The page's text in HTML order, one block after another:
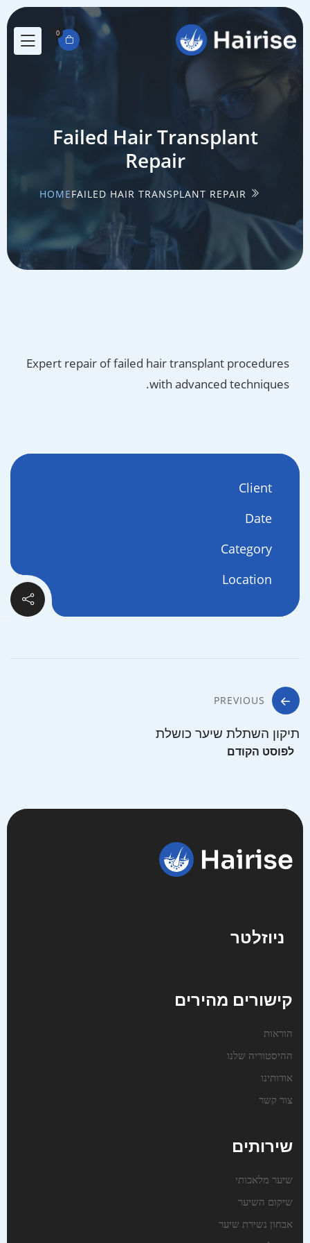
0
Failed Hair Transplant
Repair
HOMEFAILED HAIR TRANSPLANT REPAIR
Expert repair of failed hair transplant procedures
with advanced techniques.
Client
Date
Category
Location
ניווט
PREVIOUS
תיקון השתלת שיער כושלת
ניוזלטר
קישורים מהירים
הוראות
ההיסטוריה שלנו
אודותינו
צור קשר
שירותים
שיער מלאכותי
שיקום השיער
אבחון נשירת שיער